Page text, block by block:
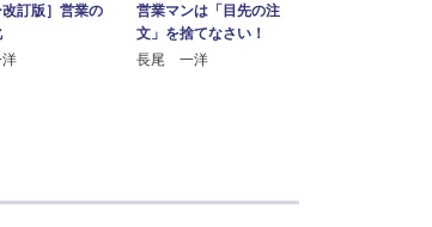
改訂版］営業の
営業マンは「目先の注
文」を捨てなさい！
長尾 一洋